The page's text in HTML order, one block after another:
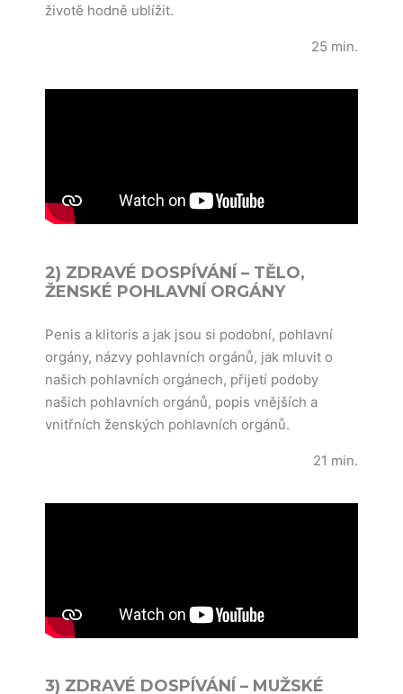
životě hodně ublížit.
25 min.
2) ZDRAVÉ DOSPÍVÁNÍ – TĚLO,
ŽENSKÉ POHLAVNÍ ORGÁNY
Penis a klitoris a jak jsou si podobní, pohlavní
orgány, názvy pohlavních orgánů, jak mluvit o
našich pohlavních orgánech, přijetí podoby
našich pohlavních orgánů, popis vnějších a
vnitřních ženských pohlavních orgánů.
21 min.
3) ZDRAVÉ DOSPÍVÁNÍ – MUŽSKÉ